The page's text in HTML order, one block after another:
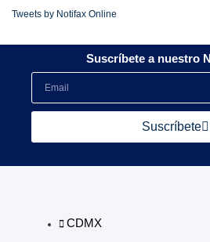
Tweets by Notifax Online
Suscríbete a nuestro
Suscríbete
CDMX